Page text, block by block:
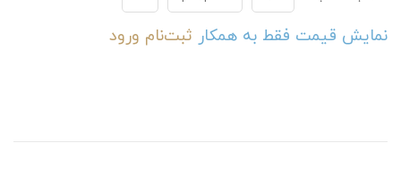
نمایش قیمت فقط به همکار ثبت‌نام ورود